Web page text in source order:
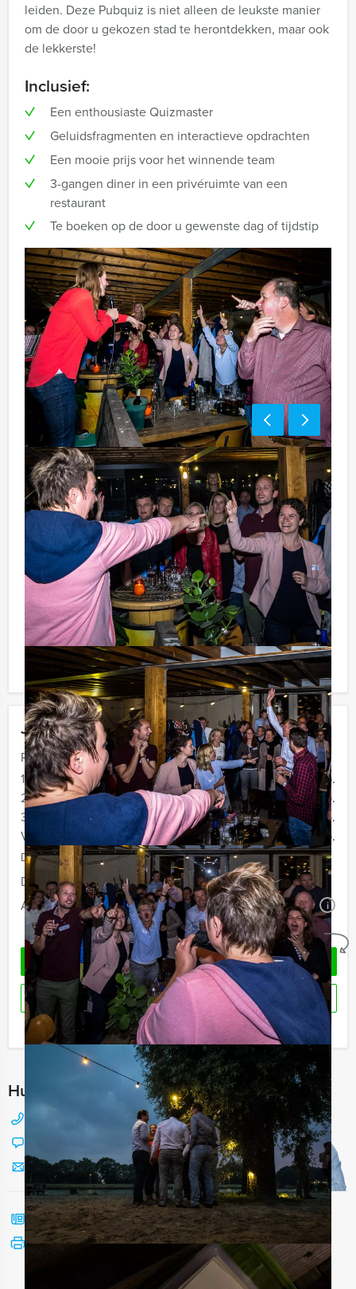
Jouw uitje
Prijs :
12 - 19 personen
€ 72,50 p.p.
20 - 29 personen
€ 69,50 p.p.
30 - 39 personen
€ 66,50 p.p.
Vanaf 40 personen
€ 64,50 p.p.
De prijzen zijn exclusief BTW
Duur:
4 uur
Aantal:
Minimaal 12 personen i
Geheel vrijblijvend
OFFERTE AANVRAGEN
RESERVEREN
Ik heb een vraag over dit uitje
Hulp nodig bij het kiezen?
Stuur ons een mailtje
Bel mij terug
Bekijk printbare versie
leiden. Deze Pubquiz is niet alleen de leukste manier
om de door u gekozen stad te herontdekken, maar ook
de lekkerste!
Inclusief:
Een enthousiaste Quizmaster
Geluidsfragmenten en interactieve opdrachten
Een mooie prijs voor het winnende team
3-gangen diner in een privéruimte van een
restaurant
Te boeken op de door u gewenste dag of tijdstip
Handige tip:
Niet telkens uw knip hoeven trekken om uw drankje af
te rekenen? Voor € 13,50 per persoon per uur (excl.
BTW) kunt u gebruikmaken van het drankarrangement,
waarbij u onbeperkt kunt genieten van bier, fris,
huiswijn, koffie en thee. Zo komt u ook achteraf niet
voor verrassingen te staan!
Komt u niet aan het minimale aantal deelnemers? Als u
bereid bent voor het minimale aantal te betalen, kunt u
ook gewoon voor minder personen boeken!